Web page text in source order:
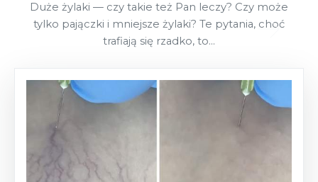
Duże żylaki — czy takie też Pan leczy? Czy może
tylko pajączki i mniejsze żylaki? Te pytania, choć
trafiają się rzadko, to...